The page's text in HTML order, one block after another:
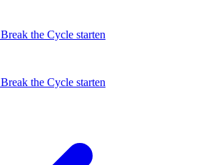
Break the Cycle starten
Break the Cycle starten